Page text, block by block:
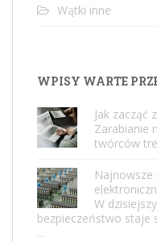
Wątki inne
WPISY WARTE
Jak zacząć
Zarabianie
twórców
Najnowsze
W
bezpieczeństwo staje
…